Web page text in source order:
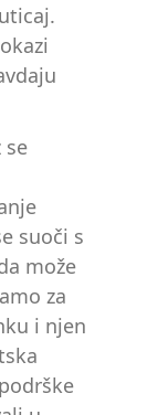
se
suoči s
može
za
i njen